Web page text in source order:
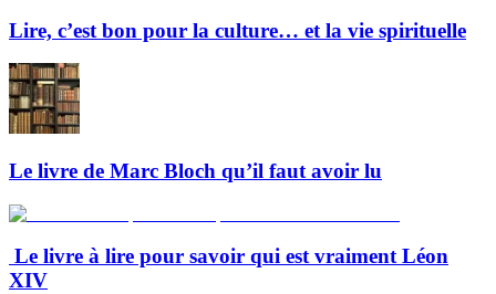
Lire, c’est bon pour la culture… et la vie spirituelle
Le livre de Marc Bloch qu’il faut avoir lu
Le livre à lire pour savoir qui est vraiment Léon
XIV